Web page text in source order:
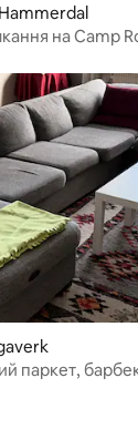
Hammerdal
на Camp
паркет,